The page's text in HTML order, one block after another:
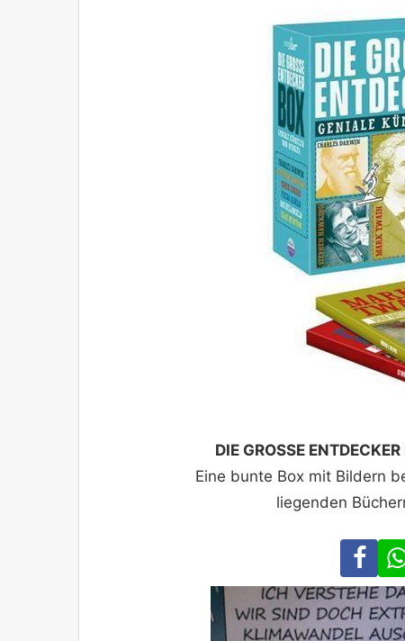
DIE GROSSE
Eine bunte Box mit Bildern
liegenden